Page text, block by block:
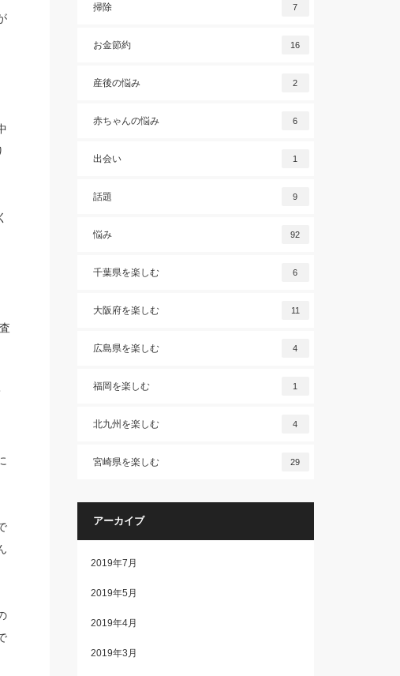
掃除 7
お金節約 16
産後の悩み 2
赤ちゃんの悩み 6
出会い 1
話題 9
悩み 92
千葉県を楽しむ 6
大阪府を楽しむ 11
広島県を楽しむ 4
福岡を楽しむ 1
北九州を楽しむ 4
宮崎県を楽しむ 29
アーカイブ
2019年7月
2019年5月
2019年4月
2019年3月